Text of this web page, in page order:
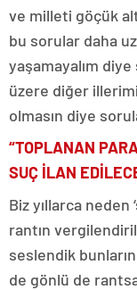
ve milleti göçük
bu sorular daha
yaşamayalım
üzere diğer
olmasın diye
“TOPLANAN
SUÇ İLAN
Biz yıllarca neden
rantın
seslendik
de gönlü de